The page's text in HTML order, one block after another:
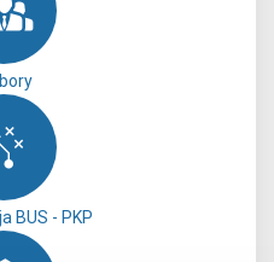
BUS - PKP